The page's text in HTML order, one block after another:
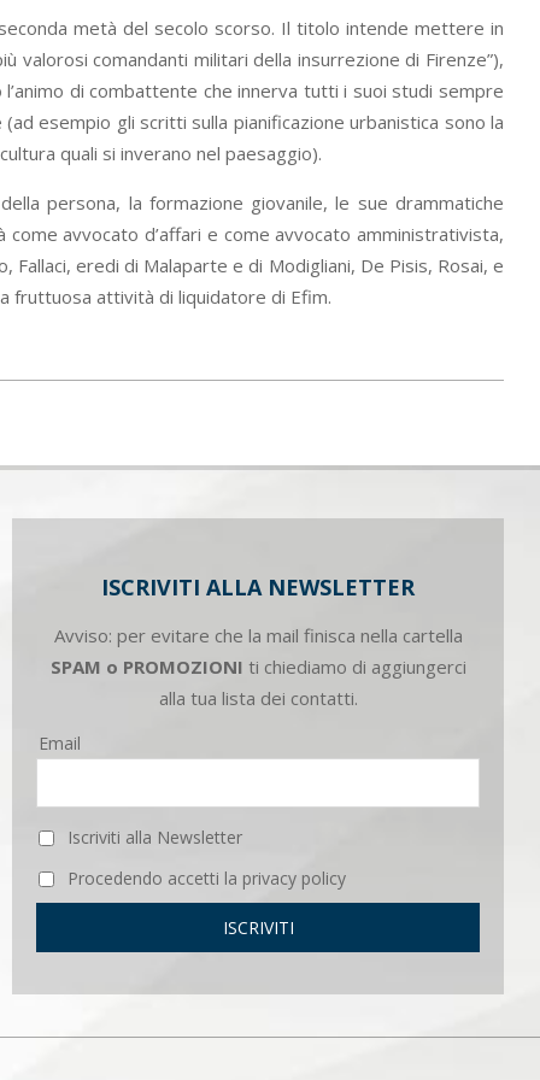
metà del secolo scorso. Il titolo intende mettere in
valorosi comandanti militari della insurrezione di Firenze”),
di combattente che innerva tutti i suoi studi sempre
esempio gli scritti sulla pianificazione urbanistica sono la
quali si inverano nel paesaggio).
persona, la formazione giovanile, le sue drammatiche
avvocato d’affari e come avvocato amministrativista,
eredi di Malaparte e di Modigliani, De Pisis, Rosai, e
fruttuosa attività di liquidatore di Efim.
ISCRIVITI ALLA NEWSLETTER
Avviso: per evitare che la mail finisca nella cartella
SPAM o PROMOZIONI ti chiediamo di aggiungerci
alla tua lista dei contatti.
Email
Iscriviti alla Newsletter
Procedendo accetti la privacy policy